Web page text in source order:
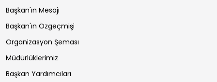
Başkan'ın Mesajı
Başkan'ın Özgeçmişi
Organizasyon Şeması
Müdürlüklerimiz
Başkan Yardımcıları